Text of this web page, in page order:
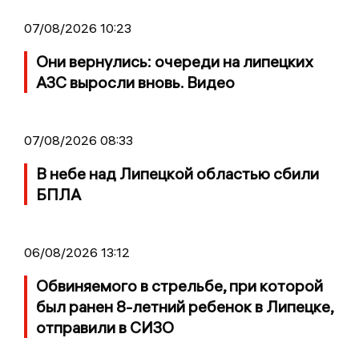
07/08/2026 10:23
Они вернулись: очереди на липецких
АЗС выросли вновь. Видео
07/08/2026 08:33
В небе над Липецкой областью сбили
БПЛА
06/08/2026 13:12
Обвиняемого в стрельбе, при которой
был ранен 8-летний ребенок в Липецке,
отправили в СИЗО